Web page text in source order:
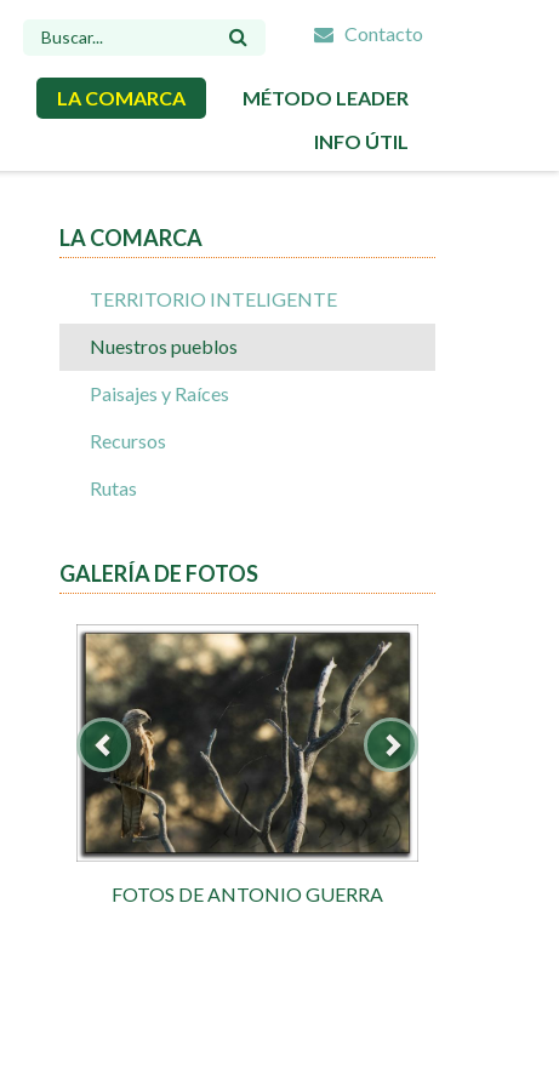
Contacto
DELA COMARCA
MÉTODO LEADER
INFO ÚTIL
LA COMARCA
TERRITORIO INTELIGENTE
Nuestros pueblos
Paisajes y Raíces
Recursos
Rutas
GALERÍA DE FOTOS
FOTOS DE ANTONIO GUERRA